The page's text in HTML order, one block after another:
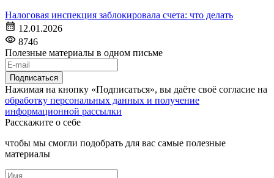
Налоговая инспекция заблокировала счета: что делать
12.01.2026
8746
Полезные материалы в одном письме
Подписаться
Нажимая на кнопку «Подписаться», вы даёте своё согласие на
обработку персональных данных и получение
информационной рассылки
Расскажите о себе
чтобы мы смогли подобрать для вас самые полезные
материалы